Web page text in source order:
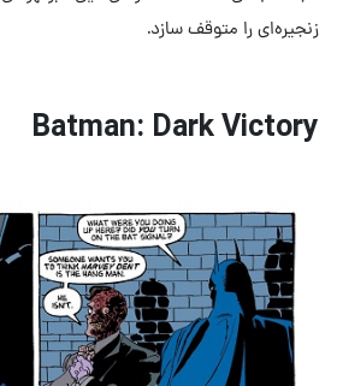
زنجیره‌ای را متوقف سازد.
Batman: Dark Victory